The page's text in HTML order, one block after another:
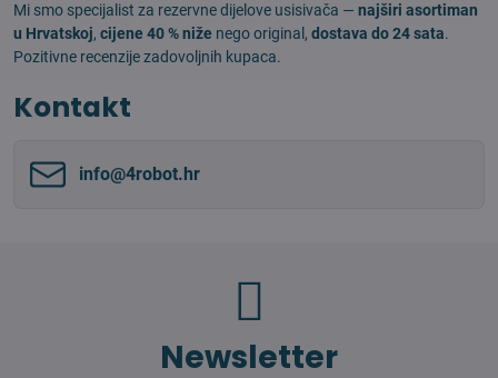
Mi smo specijalist za rezervne dijelove usisivača — najširi asortiman
u Hrvatskoj, cijene 40 % niže nego original, dostava do 24 sata.
Pozitivne recenzije zadovoljnih kupaca.
Kontakt
info​@4robot​.hr
Newsletter